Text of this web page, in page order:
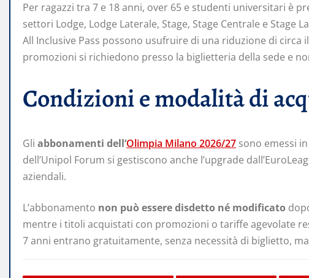
Per ragazzi tra 7 e 18 anni, over 65 e studenti universitari è
settori Lodge, Lodge Laterale, Stage, Stage Centrale e Stage
All Inclusive Pass possono usufruire di una riduzione di circa
promozioni si richiedono presso la biglietteria della sede e
Condizioni e modalità di
Gli abbonamenti dell’Olimpia Milano 2026/27 sono emessi
dell’Unipol Forum si gestiscono anche l’upgrade
aziendali.
L’abbonamento non può essere disdetto né modificato
mentre i titoli acquistati con promozioni o tariffe agevolate
7 anni entrano gratuitamente, senza necessità di biglietto,